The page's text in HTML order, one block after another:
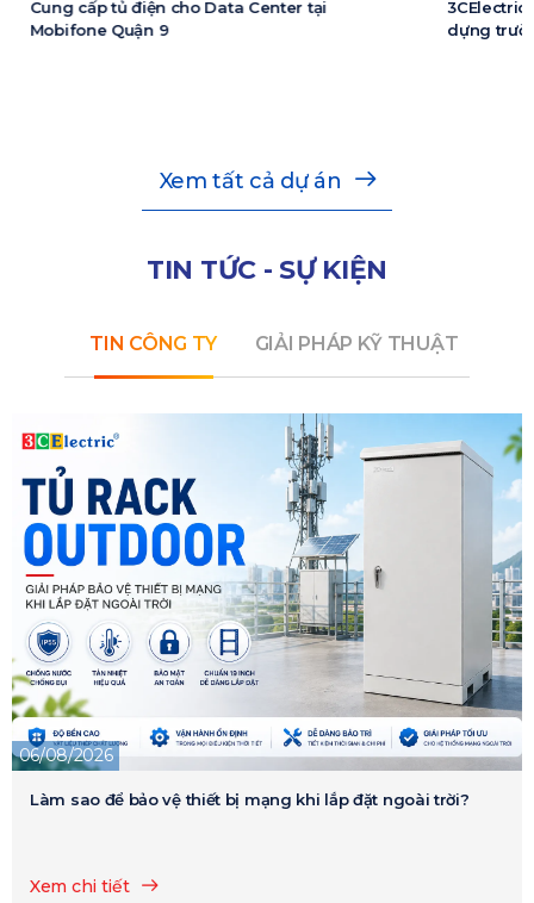
3CElectric cung cấp tủ điện cho Dự án xây
dựng trường đại học FPT
Cung cấp
cấp
Xem tất cả dự án
TIN TỨC - SỰ KIỆN
TIN CÔNG TY GIẢI PHÁP KỸ THUẬT
06/08/2026
Làm sao để bảo vệ thiết bị mạng khi lắp đặt ngoài trời?
Xem chi tiết